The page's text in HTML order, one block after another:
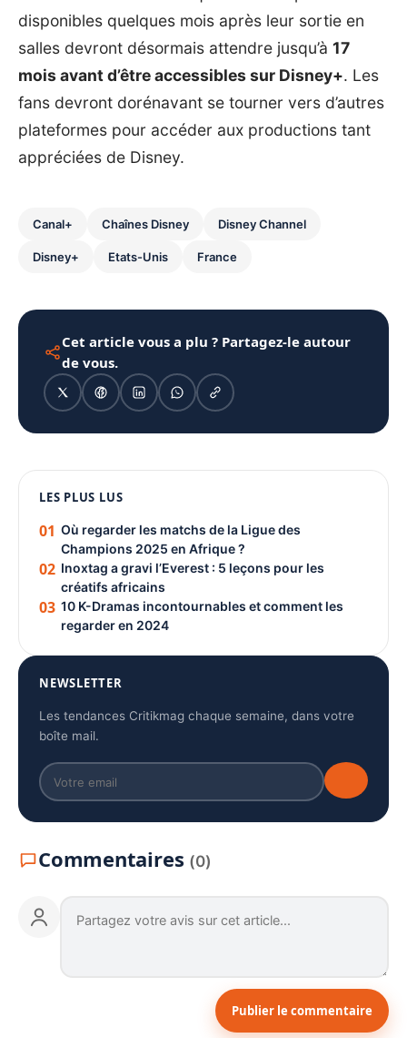
disponibles quelques mois après leur sortie en
salles devront désormais attendre jusqu’à 17
mois avant d’être accessibles sur Disney+. Les
fans devront dorénavant se tourner vers d’autres
plateformes pour accéder aux productions tant
appréciées de Disney.
Canal+ Chaînes Disney Disney Channel
Disney+ Etats-Unis France
Cet article vous a plu ? Partagez-le autour
de vous.
PUBLICITÉ
LES PLUS LUS
01 Où regarder les matchs de la Ligue des
Champions 2025 en Afrique ?
02 Inoxtag a gravi l’Everest : 5 leçons pour les
créatifs africains
03 10 K-Dramas incontournables et comment les
regarder en 2024
NEWSLETTER
Les tendances Critikmag chaque semaine, dans votre
boîte mail.
Commentaires (0)
Publier le commentaire